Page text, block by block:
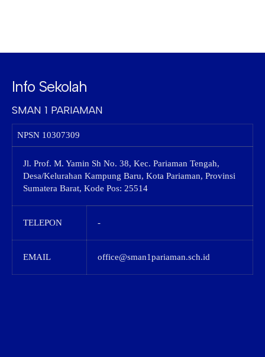
Info Sekolah
SMAN 1 PARIAMAN
NPSN 10307309
Jl. Prof. M. Yamin Sh No. 38, Kec. Pariaman Tengah,
Desa/Kelurahan Kampung Baru, Kota Pariaman, Provinsi
Sumatera Barat, Kode Pos: 25514
TELEPON -
EMAIL office@sman1pariaman.sch.id